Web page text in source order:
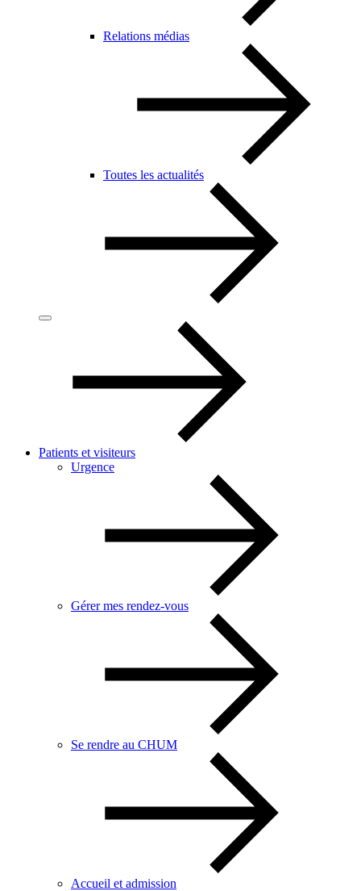
Relations médias
Toutes les actualités
Patients et visiteurs
Urgence
Gérer mes rendez-vous
Se rendre au CHUM
Accueil et admission